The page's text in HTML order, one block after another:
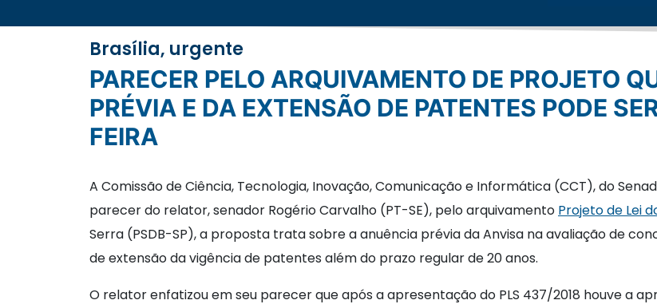
Brasília, urgente
PARECER PELO ARQUIVAMENTO DE PROJETO QUE TRATA DA ANUÊNCIA
PRÉVIA E DA EXTENSÃO DE PATENTES PODE
FEIRA
A Comissão de Ciência, Tecnologia, Inovação, Comunicação e Informática (CCT), do
parecer do relator, senador Rogério Carvalho (PT-SE), pelo arquivamento Projeto de Lei
Serra (PSDB-SP), a proposta trata sobre a anuência prévia da Anvisa na avaliação de
de extensão da vigência de patentes além do prazo regular de 20 anos.
O relator enfatizou em seu parecer que após a apresentação do PLS 437/2018 houve a